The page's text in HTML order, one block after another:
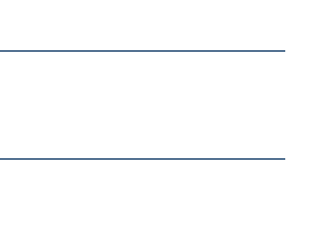
- Sito esterno - Apertura in
- Apertura in nuova finestra
apre il programma di posta
pagina: scelta meno